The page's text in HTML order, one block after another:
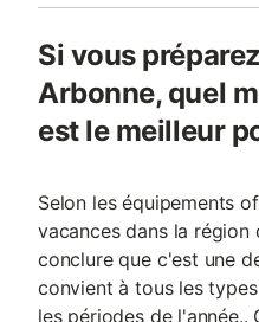
Si vous
Arbonne, quel
est le meilleur
Selon les équipements
vacances dans la région
conclure que c'est une
convient à tous les
les périodes de